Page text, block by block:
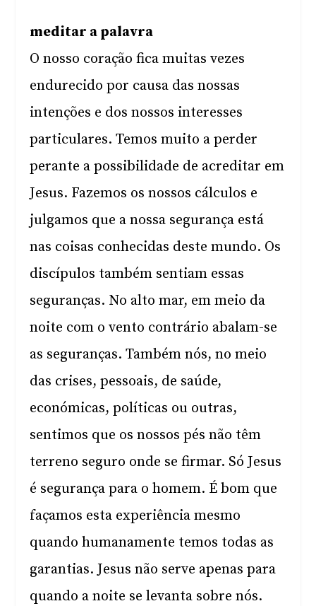
meditar a palavra
O nosso coração fica muitas vezes
endurecido por causa das nossas
intenções e dos nossos interesses
particulares. Temos muito a perder
perante a possibilidade de acreditar em
Jesus. Fazemos os nossos cálculos e
julgamos que a nossa segurança está
nas coisas conhecidas deste mundo. Os
discípulos também sentiam essas
seguranças. No alto mar, em meio da
noite com o vento contrário abalam-se
as seguranças. Também nós, no meio
das crises, pessoais, de saúde,
económicas, políticas ou outras,
sentimos que os nossos pés não têm
terreno seguro onde se firmar. Só Jesus
é segurança para o homem. É bom que
façamos esta experiência mesmo
quando humanamente temos todas as
garantias. Jesus não serve apenas para
quando a noite se levanta sobre nós.